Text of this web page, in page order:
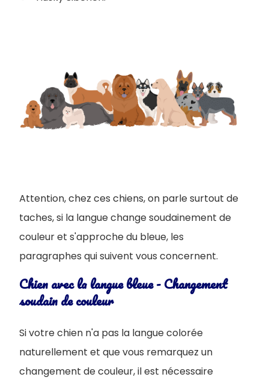
Attention, chez ces chiens, on parle surtout de
taches, si la langue change soudainement de
couleur et s'approche du bleue, les
paragraphes qui suivent vous concernent.
Chien avec la langue bleue - Changement
soudain de couleur
Si votre chien n'a pas la langue colorée
naturellement et que vous remarquez un
changement de couleur, il est nécessaire